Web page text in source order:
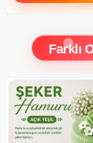
Farklı